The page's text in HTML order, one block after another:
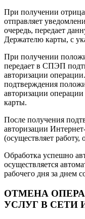
При получении
отправляет
очередь, передает
Держателю карты, с
При получении
передает в СПЭП
авторизации
подтверждения
авторизации
карты.
После получения
авторизации
(осуществляет
Обработка успешно
осуществляется
рабочего дня за днем
ОТМЕНА
УСЛУГ В СЕТИ